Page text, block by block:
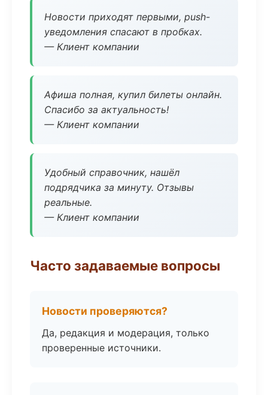
Новости приходят первыми, push-
уведомления спасают в пробках.
— Клиент компании
Афиша полная, купил билеты онлайн.
Спасибо за актуальность!
— Клиент компании
Удобный справочник, нашёл
подрядчика за минуту. Отзывы
реальные.
— Клиент компании
Часто задаваемые вопросы
Новости проверяются?
Да, редакция и модерация, только
проверенные источники.